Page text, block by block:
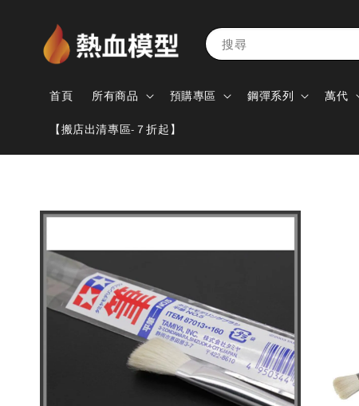
搜尋
首頁 所有商品 預購專區 鋼彈系列 萬代
【搬店出清專區-７折起】